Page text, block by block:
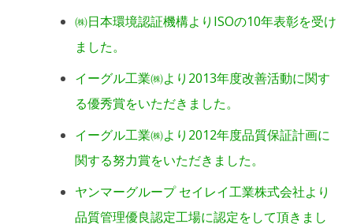
㈱日本環境認証機構よりISOの10年表彰を受け
ました。
イーグル工業㈱より2013年度改善活動に関す
る優秀賞をいただきました。
イーグル工業㈱より2012年度品質保証計画に
関する努力賞をいただきました。
ヤンマーグループ セイレイ工業株式会社より
品質管理優良認定工場に認定をして頂きまし